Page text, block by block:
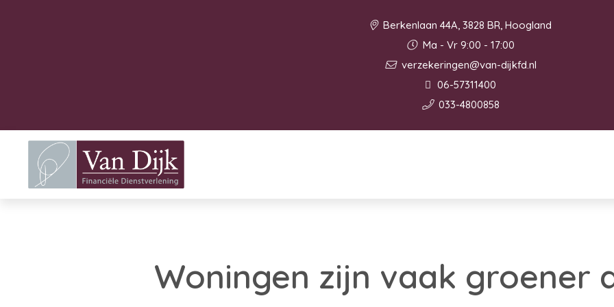
Berkenlaan 44A, 3828 BR, Hoogland
Ma - Vr 9:00 - 17:00
verzekeringen@van-dijkfd.nl
06-57311400
033-4800858
Woningen zijn vaak groener